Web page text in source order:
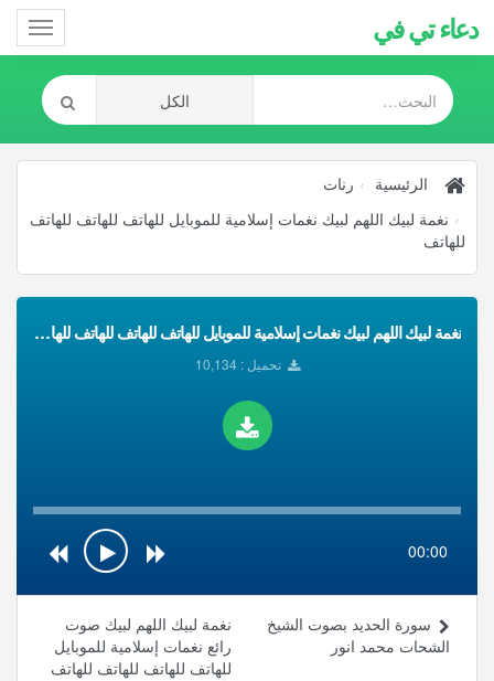
دعاء تي في
الرئيسية
رنات
نغمة لبيك اللهم لبيك نغمات إسلامية للموبايل للهاتف للهاتف للهاتف
للهاتف
نغمة لبيك اللهم لبيك نغمات إسلامية للموبايل للهاتف للهاتف للهاتف للهاتف تحميل Mp3
تحميل : 10,134
00:00
نغمة لبيك اللهم لبيك صوت
رائع نغمات إسلامية للموبايل
للهاتف للهاتف للهاتف للهاتف
سورة الحديد بصوت الشيخ
الشحات محمد انور